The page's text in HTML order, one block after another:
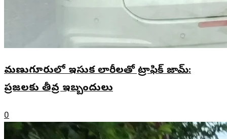
మణుగూరులో ఇసుక లారీలతో ట్రాఫిక్ జామ్:
ప్రజలకు తీవ్ర ఇబ్బందులు
0